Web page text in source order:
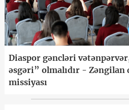
Diaspor gəncləri
əsgəri” olmalıdır -
missiyası